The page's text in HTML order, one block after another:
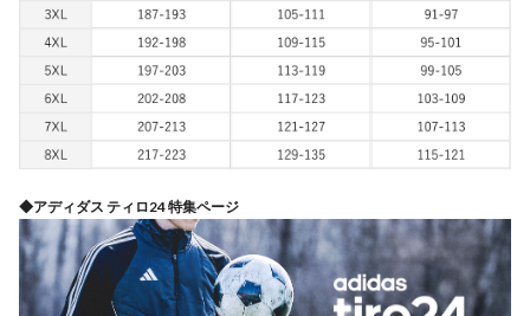
◆アディダス ティロ24 特集ページ